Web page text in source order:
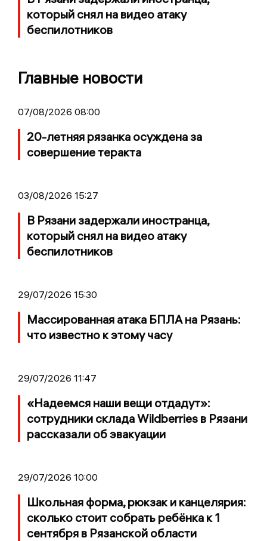
который снял на видео атаку
беспилотников
Главные новости
07/08/2026 08:00
20-летняя рязанка осуждена за
совершение теракта
03/08/2026 15:27
В Рязани задержали иностранца,
который снял на видео атаку
беспилотников
29/07/2026 15:30
Массированная атака БПЛА на Рязань:
что известно к этому часу
29/07/2026 11:47
«Надеемся наши вещи отдадут»:
сотрудники склада Wildberries в Рязани
рассказали об эвакуации
29/07/2026 10:00
Школьная форма, рюкзак и канцелярия:
сколько стоит собрать ребёнка к 1
сентября в Рязанской области